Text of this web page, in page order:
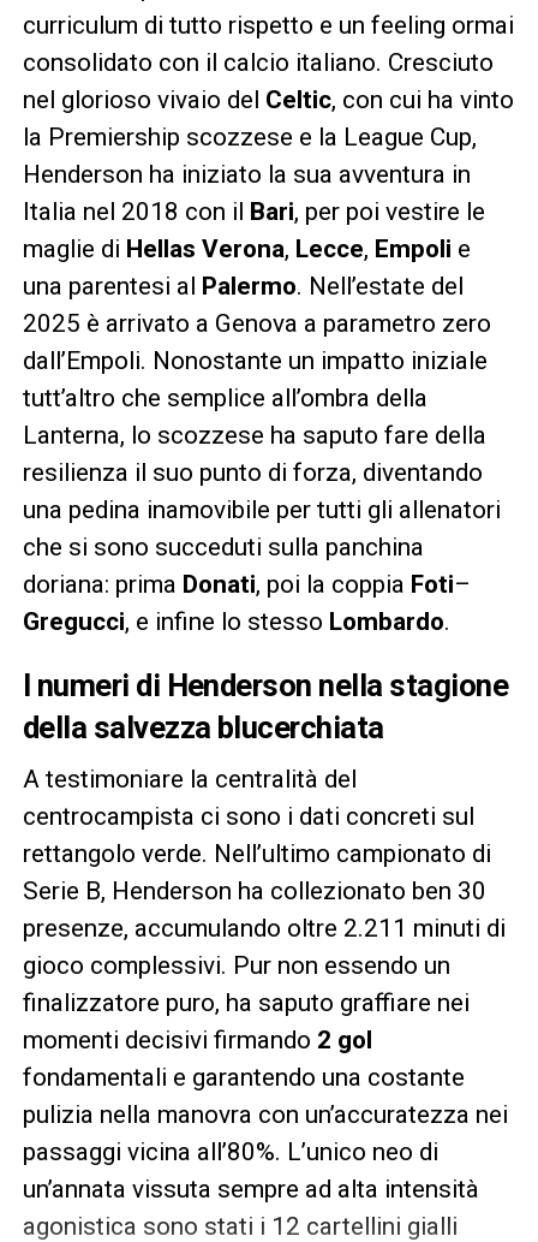
curriculum di tutto rispetto e un feeling ormai
consolidato con il calcio italiano. Cresciuto
nel glorioso vivaio del Celtic, con cui ha vinto
la Premiership scozzese e la League Cup,
Henderson ha iniziato la sua avventura in
Italia nel 2018 con il Bari, per poi vestire le
maglie di Hellas Verona, Lecce, Empoli e
una parentesi al Palermo. Nell’estate del
2025 è arrivato a Genova a parametro zero
dall’Empoli. Nonostante un impatto iniziale
tutt’altro che semplice all’ombra della
Lanterna, lo scozzese ha saputo fare della
resilienza il suo punto di forza, diventando
una pedina inamovibile per tutti gli allenatori
che si sono succeduti sulla panchina
doriana: prima Donati, poi la coppia Foti–
Gregucci, e infine lo stesso Lombardo.
I numeri di Henderson nella stagione
della salvezza blucerchiata
A testimoniare la centralità del
centrocampista ci sono i dati concreti sul
rettangolo verde. Nell’ultimo campionato di
Serie B, Henderson ha collezionato ben 30
presenze, accumulando oltre 2.211 minuti di
gioco complessivi. Pur non essendo un
finalizzatore puro, ha saputo graffiare nei
momenti decisivi firmando 2 gol
fondamentali e garantendo una costante
pulizia nella manovra con un’accuratezza nei
passaggi vicina all’80%. L’unico neo di
un’annata vissuta sempre ad alta intensità
agonistica sono stati i 12 cartellini gialli